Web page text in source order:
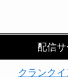
配信サ
クランク